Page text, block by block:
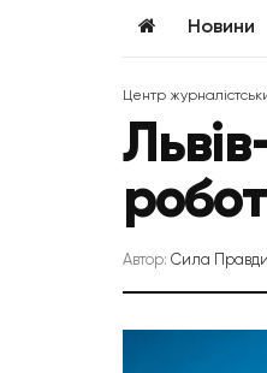
Новини
Центр
Автор: Сила Правди